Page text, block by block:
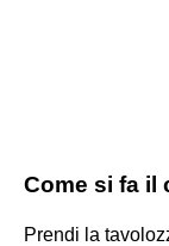
Come si fa il
Prendi la